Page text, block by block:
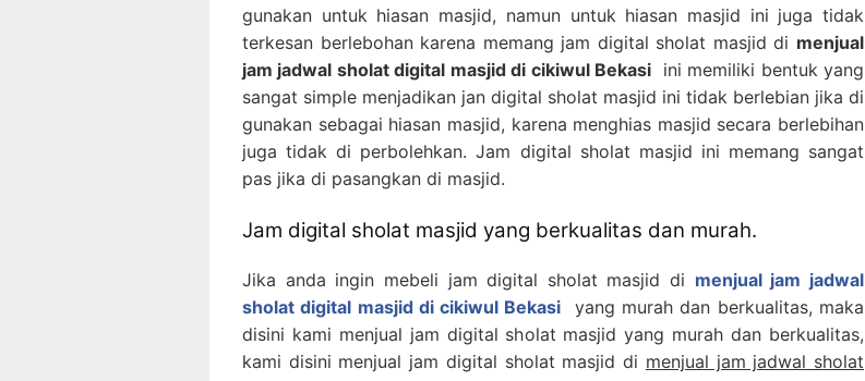
gunakan untuk hiasan masjid, namun untuk hiasan masjid ini juga tidak
terkesan berlebohan karena memang jam digital sholat masjid di menjual
jam jadwal sholat digital masjid di cikiwul Bekasiini memiliki bentuk yang
sangat simple menjadikan jan digital sholat masjid ini tidak berlebian jika di
gunakan sebagai hiasan masjid, karena menghias masjid secara berlebihan
juga tidak di perbolehkan. Jam digital sholat masjid ini memang sangat
pas jika di pasangkan di masjid.
Jam digital sholat masjid yang berkualitas dan murah.
Jika anda ingin mebeli jam digital sholat masjid di menjual jam jadwal
sholat digital masjid di cikiwul Bekasi yang murah dan berkualitas, maka
disini kami menjual jam digital sholat masjid yang murah dan berkualitas,
kami disini menjual jam digital sholat masjid di menjual jam jadwal sholat